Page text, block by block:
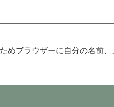
めブラウザーに自分の名前